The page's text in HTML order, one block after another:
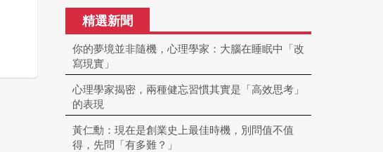
精選新聞
你的夢境並非隨機，心理學家：大腦在睡眠中「改
寫現實」
心理學家揭密，兩種健忘習慣其實是「高效思考」
的表現
黃仁勳：現在是創業史上最佳時機，別問值不值
得，先問「有多難？」